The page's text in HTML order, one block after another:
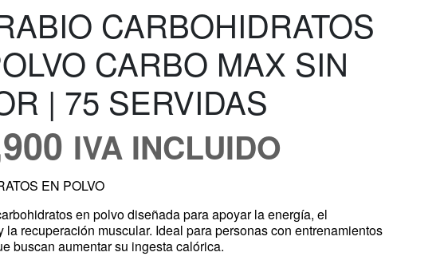
CARBOHIDRATOS
CARBO MAX SIN
| 75 SERVIDAS
IVA INCLUIDO
EN POLVO
en polvo diseñada para apoyar la energía, el
la recuperación muscular. Ideal para personas con entrenamientos
buscan aumentar su ingesta calórica.